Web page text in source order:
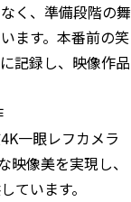
く、準備段階の舞
ます。本番前の笑
記録し、映像作品
一眼レフカメラ
映像美を実現し、
ています。